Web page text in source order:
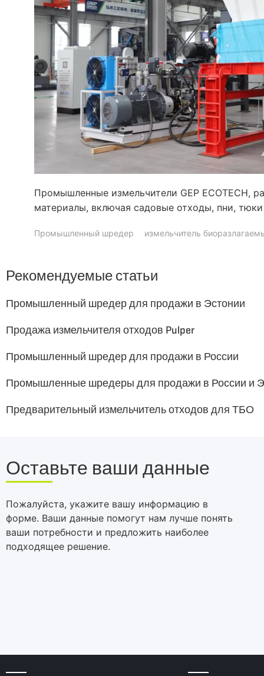
Промышленные измельчители GEP ECOTECH,
материалы, включая садовые отходы, пни,
Промышленный шредер измельчитель
Рекомендуемые статьи
Промышленный шредер для продажи в Эстонии
Продажа измельчителя отходов Pulper
Промышленный шредер для продажи в России
Промышленные шредеры для продажи в России и
Предварительный измельчитель отходов для ТБО
Оставьте ваши данные
Пожалуйста, укажите вашу информацию в
форме. Ваши данные помогут нам лучше понять
ваши потребности и предложить наиболее
подходящее решение.